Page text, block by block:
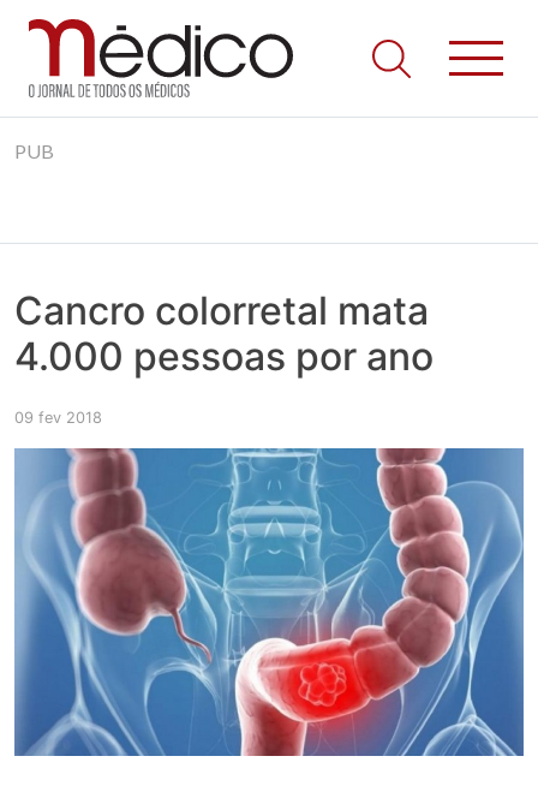
to
Jornal Médico
Médico – O Jornal de Todos os Médicos. Onde as notícias
realmente contam! Tudo o que se passa na Saúde!
PUB
Cancro colorretal mata
4.000 pessoas por ano
09 fev 2018